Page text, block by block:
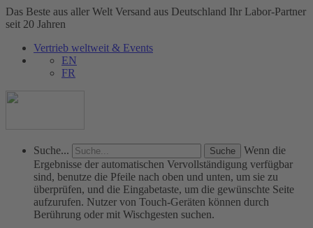
Das Beste aus aller Welt Versand aus Deutschland Ihr Labor-Partner
seit 20 Jahren
Vertrieb weltweit & Events
EN
FR
Suche...
Wenn die
Ergebnisse der automatischen Vervollständigung verfügbar
sind, benutze die Pfeile nach oben und unten, um sie zu
überprüfen, und die Eingabetaste, um die gewünschte Seite
aufzurufen. Nutzer von Touch-Geräten können durch
Berührung oder mit Wischgesten suchen.